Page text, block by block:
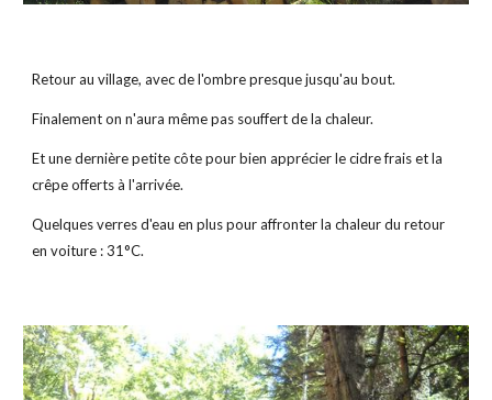
Retour au village, avec de l'ombre presque jusqu'au bout.
Finalement on n'aura même pas souffert de la chaleur.
Et une dernière petite côte pour bien apprécier le cidre frais et la
crêpe offerts à l'arrivée.
Quelques verres d'eau en plus pour affronter la chaleur du retour
en voiture : 31°C.